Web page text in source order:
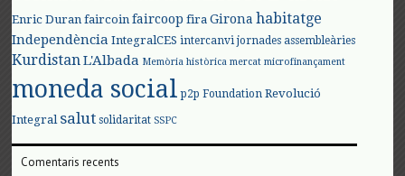
Enric Duran faircoin faircoop fira Girona habitatge
Independència IntegralCES intercanvi jornades assembleàries
KurdistanL'Albada Memòria històrica mercat microfinançament
moneda social p2p Foundation Revolució
Integral salut solidaritat SSPC
Comentaris recents